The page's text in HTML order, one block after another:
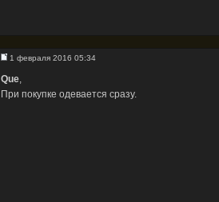
1 февраля 2016 05:34
Que,
При покупке одевается сразу.